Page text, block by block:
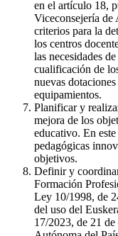
en el artículo 18,
Viceconsejería de
criterios para la
los centros
las necesidades
cualificación de
nuevas
equipamientos.
Planificar y
mejora de los
educativo. En
pedagógicas
objetivos.
Definir y
Formación
Ley 10/1998, de
del uso del
17/2023, de 21